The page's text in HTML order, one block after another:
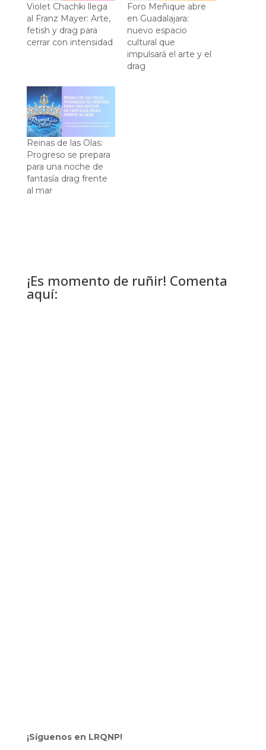
Violet Chachki llega
al Franz Mayer: Arte,
fetish y drag para
cerrar con intensidad
Foro Meñique abre
en Guadalajara:
nuevo espacio
cultural que
impulsará el arte y el
drag
Reinas de las Olas:
Progreso se prepara
para una noche de
fantasía drag frente
al mar
¡Es momento de ruñir! Comenta
aquí:
¡Síguenos en LRQNP!